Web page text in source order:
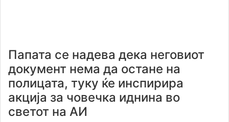
Папата се надева дека неговиот
документ нема да остане на
полицата, туку ќе инспирира
акција за човечка иднина во
светот на АИ